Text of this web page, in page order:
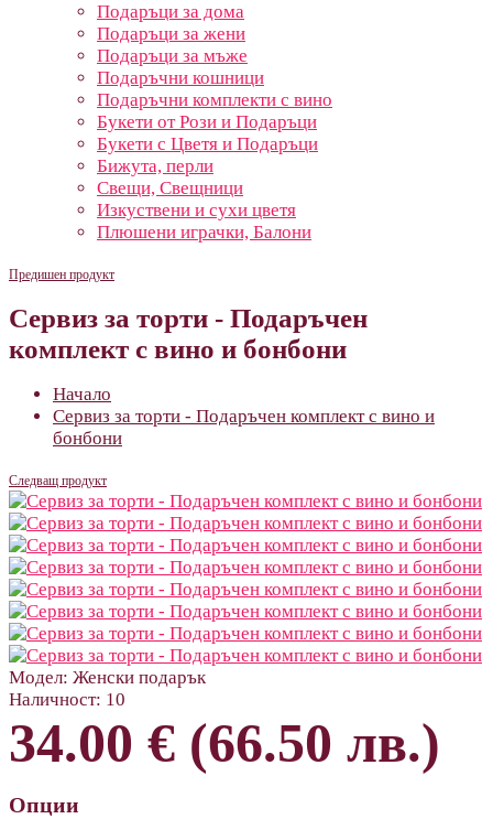
Подаръци за дома
Подаръци за жени
Подаръци за мъже
Подаръчни кошници
Подаръчни комплекти с вино
Букети от Рози и Подаръци
Букети с Цветя и Подаръци
Бижута, перли
Свещи, Свещници
Изкуствени и сухи цветя
Плюшени играчки, Балони
Предишен продукт
Сервиз за торти - Подаръчен
комплект с вино и бонбони
Начало
Сервиз за торти - Подаръчен комплект с вино и
бонбони
Следващ продукт
Модел: Женски подарък
Наличност: 10
34.00 € (66.50 лв.)
Опции